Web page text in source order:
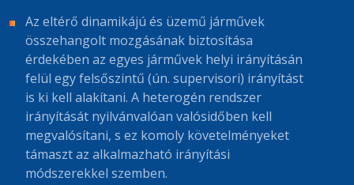
Az eltérő dinamikájú és üzemű járművek
összehangolt mozgásának biztosítása
érdekében az egyes járművek helyi irányításán
felül egy felsőszintű (ún. supervisori) irányítást
is ki kell alakítani. A heterogén rendszer
irányítását nyilvánvalóan valósidőben kell
megvalósítani, s ez komoly követelményeket
támaszt az alkalmazható irányítási
módszerekkel szemben.